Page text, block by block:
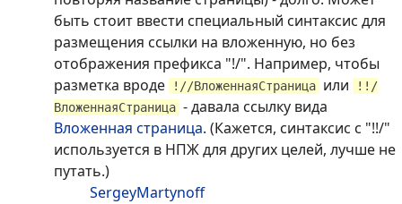
быть стоит ввести специальный синтаксис для
размещения ссылки на вложенную, но без
отображения префикса "!/". Например, чтобы
разметка вроде
!//ВложеннаяСтраница или
!!/
ВложеннаяСтраница - давала ссылку вида
Вложенная страница. (Кажется, синтаксис с "!!/"
используется в НПЖ для других целей, лучше не
путать.)
SergeyMartynoff